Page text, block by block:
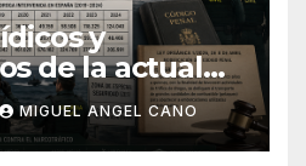
y
de la actual
narcotráfico
MIGUEL ANGEL CANO